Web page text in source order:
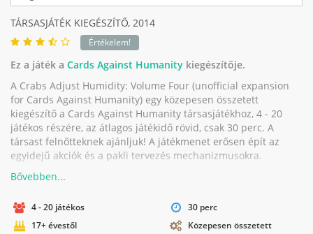
TÁRSASJÁTÉK KIEGÉSZÍTŐ, 2014
Értékelem!
Ez a játék a Cards Against Humanity kiegészítője.
A Crabs Adjust Humidity: Volume Four (unofficial expansion
for Cards Against Humanity) egy közepesen összetett
kiegészítő a Cards Against Humanity társasjátékhoz, 4 - 20
játékos részére, az átlagos játékidő rövid, csak 30 perc. A
társast felnőtteknek ajánljuk! A játékmenet erősen épít az
egyidejű akciók és a pakli tervezés mechanizmusokra.
4 - 20 játékos
30 perc
17+ évestől
Közepesen összetett